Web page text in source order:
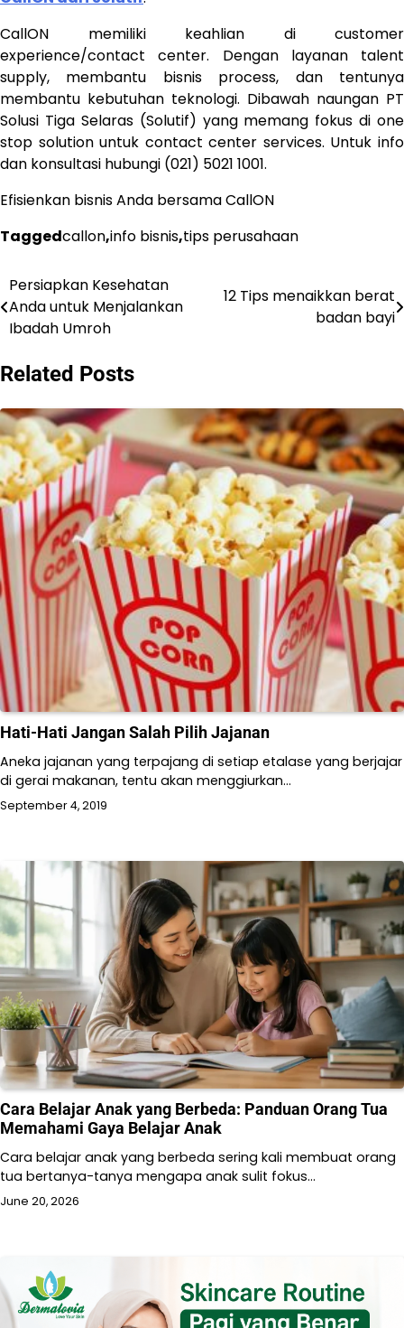
CallON memiliki keahlian di customer
experience/contact center. Dengan layanan talent
supply, membantu bisnis process, dan tentunya
membantu kebutuhan teknologi. Dibawah naungan PT
Solusi Tiga Selaras (Solutif) yang memang fokus di one
stop solution untuk contact center services. Untuk info
dan konsultasi hubungi (021) 5021 1001.
Efisienkan bisnis Anda bersama CallON
Taggedcallon,info bisnis,tips perusahaan
Post
navigation
Persiapkan Kesehatan
Anda untuk Menjalankan
Ibadah Umroh
12 Tips menaikkan berat
badan bayi
Related Posts
Hati-Hati Jangan Salah Pilih Jajanan
Aneka jajanan yang terpajang di setiap etalase yang berjajar
di gerai makanan, tentu akan menggiurkan…
September 4, 2019
Cara Belajar Anak yang Berbeda: Panduan Orang Tua
Memahami Gaya Belajar Anak
Cara belajar anak yang berbeda sering kali membuat orang
tua bertanya-tanya mengapa anak sulit fokus…
June 20, 2026